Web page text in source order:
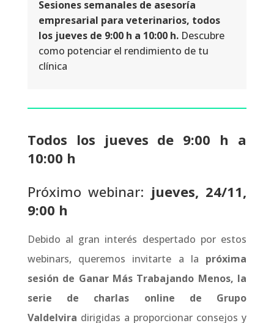
Sesiones semanales de asesoría
empresarial para veterinarios, todos
los jueves de 9:00 h a 10:00 h. Descubre
como potenciar el rendimiento de tu
clínica
Todos los jueves de 9:00 h a
10:00 h
Próximo webinar: jueves, 24/11,
9:00 h
Debido al gran interés despertado por estos
webinars, queremos invitarte a la próxima
sesión de Ganar Más Trabajando Menos, la
serie de charlas online de Grupo
Valdelvira dirigidas a proporcionar consejos y